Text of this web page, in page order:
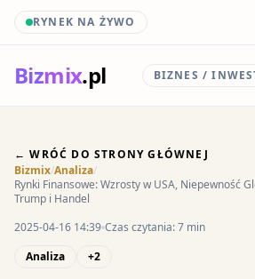
RYNEK NA ŻYWO
Bizmix.pl BIZNES /
← WRÓĆ DO STRONY GŁÓWNEJ
Bizmix/Analiza/
Rynki Finansowe: Wzrosty w USA, Niepewność
Trump i Handel
2025-04-16 14:39 Czas czytania: 7 min
Analiza
+2